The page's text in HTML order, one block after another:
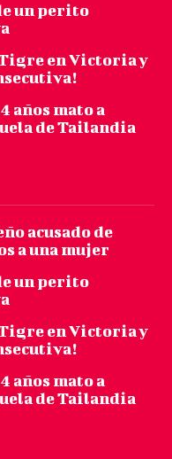
un perito
en Victoria y
años mato a
de Tailandia
acusado de
a una mujer
un perito
en Victoria y
años mato a
de Tailandia